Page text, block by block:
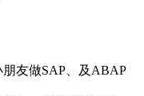
友做SAP、及ABAP